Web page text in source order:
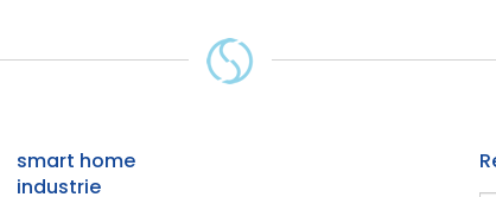
smart home
industrie